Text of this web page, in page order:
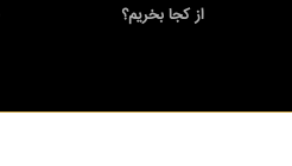
از کجا بخریم؟